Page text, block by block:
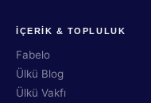
İÇERİK & TOPLULUK
Fabelo
Ülkü Blog
Ülkü Vakfı